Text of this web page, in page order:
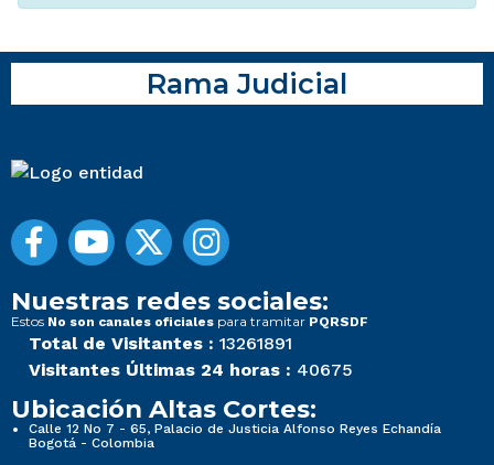
Rama Judicial
Nuestras redes sociales:
Estos No son canales oficiales para tramitar PQRSDF
Total de Visitantes : 13261891
Visitantes Últimas 24 horas : 40675
Ubicación Altas Cortes:
Calle 12 No 7 - 65, Palacio de Justicia Alfonso Reyes Echandía
Bogotá - Colombia